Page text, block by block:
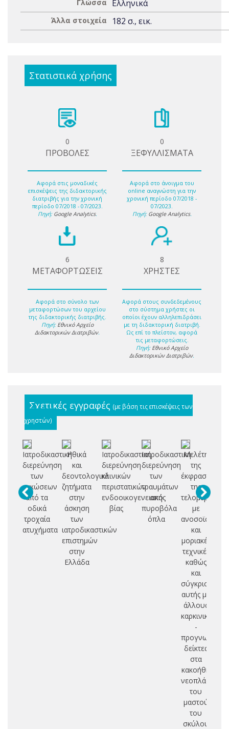
Γλώσσα Ελληνικά
Άλλα στοιχεία 182 σ., εικ.
Στατιστικά χρήσης
0
ΠΡΟΒΟΛΕΣ
Αφορά στις μοναδικές
επισκέψεις της διδακτορικής
διατριβής για την χρονική
περίοδο 07/2018 - 07/2023.
Πηγή: Google Analytics.
0
ΞΕΦΥΛΛΙΣΜΑΤΑ
Αφορά στο άνοιγμα του
online αναγνώστη για την
χρονική περίοδο 07/2018 -
07/2023.
Πηγή: Google Analytics.
6
ΜΕΤΑΦΟΡΤΩΣΕΙΣ
Αφορά στο σύνολο των
μεταφορτώσων του αρχείου
της διδακτορικής διατριβής.
Πηγή: Εθνικό Αρχείο
Διδακτορικών Διατριβών.
8
ΧΡΗΣΤΕΣ
Αφορά στους συνδεδεμένους
στο σύστημα χρήστες οι
οποίοι έχουν αλληλεπιδράσει
με τη διδακτορική διατριβή.
Ως επί το πλείστον, αφορά
τις μεταφορτώσεις.
Πηγή: Εθνικό Αρχείο
Διδακτορικών Διατριβών.
Σχετικές εγγραφές (με βάση τις επισκέψεις των
χρηστών)
Ιατροδικαστική
διερεύνηση
των
κακώσεων
από τα
οδικά
τροχαία
ατυχήματα
Ηθικά
και
δεοντολογικά
ζητήματα
στην
άσκηση
των
ιατροδικαστικών
επιστημών
στην
Ελλάδα
Ιατροδικαστική
διερεύνηση
κλινικών
περιστατικών
ενδοοικογενειακής
βίας
Ιατροδικαστική
διερεύνηση
των
τραυμάτων
από
πυροβόλα
όπλα
Μελέτη
της
έκφρασης
της
τελομεράσης
με
και
μοριακές
τεχνικές
καθώς
και
σύγκριση
αυτής με
άλλους
καρκινικούς
-
δείκτες
στα
κακοήθη
νεοπλάσματα
του
μαστού
του
σκύλου